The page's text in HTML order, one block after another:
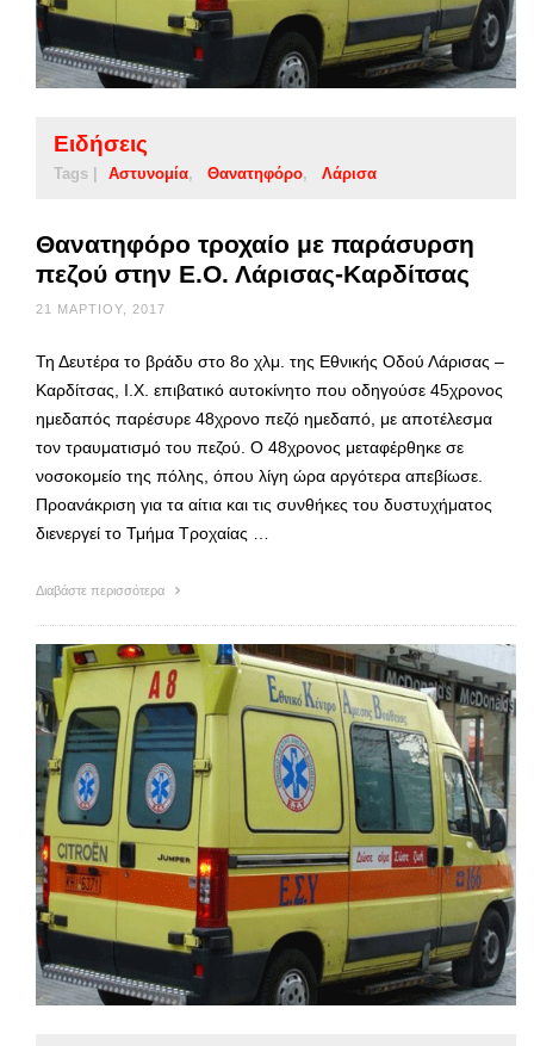
Ειδήσεις
Tags | Αστυνομία Θανατηφόρο Λάρισα
Θανατηφόρο τροχαίο με παράσυρση
πεζού στην Ε.Ο. Λάρισας-Καρδίτσας
21 ΜΑΡΤΊΟΥ, 2017
Τη Δευτέρα το βράδυ στο 8ο χλμ. της Εθνικής Οδού Λάρισας –
Καρδίτσας, Ι.Χ. επιβατικό αυτοκίνητο που οδηγούσε 45χρονος
ημεδαπός παρέσυρε 48χρονο πεζό ημεδαπό, με αποτέλεσμα
τον τραυματισμό του πεζού. Ο 48χρονος μεταφέρθηκε σε
νοσοκομείο της πόλης, όπου λίγη ώρα αργότερα απεβίωσε.
Προανάκριση για τα αίτια και τις συνθήκες του δυστυχήματος
διενεργεί το Τμήμα Τροχαίας …
Διαβάστε περισσότερα